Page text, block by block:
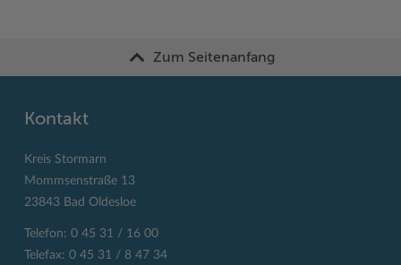
Zum Seitenanfang
Kontakt
Kreis Stormarn
Mommsenstraße 13
23843 Bad Oldesloe
Telefon: 0 45 31 / 16 00
Telefax: 0 45 31 / 8 47 34